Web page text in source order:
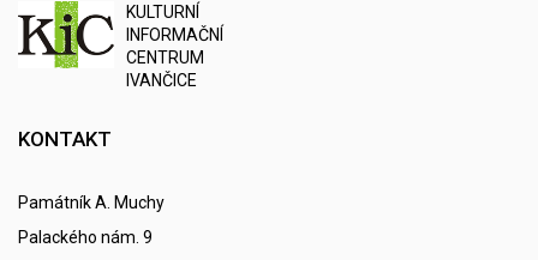
KULTURNÍ
NFORMAČNÍ
CENTRUM
IVANČICE
KONTAKT
Památník A. Muchy
Palackého nám. 9